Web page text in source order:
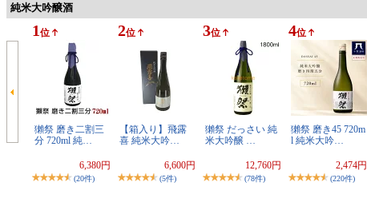
純米大吟醸酒
1 位
獺祭 磨き二割三
分 720ml 純…
6,380円
(20件)
2位
【箱入り】飛露
喜 純米大吟…
6,600円
(5件)
3位
獺祭 だっさい 純
米大吟醸 …
12,760円
(78件)
4位
獺祭 磨き45 720m
l 純米大吟…
2,474円
(220件)